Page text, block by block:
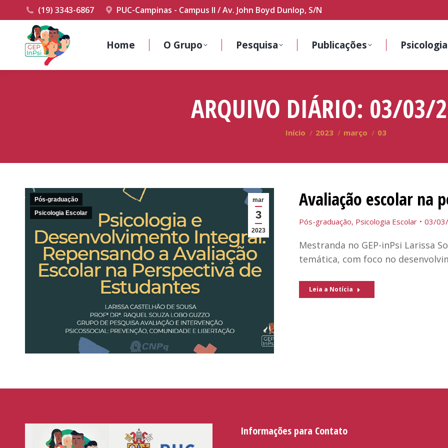
(19) 3343-6867 PUC-Campinas - Campus II / Av. John Boyd Dunlop, S/N
Home O Grupo Pesquisa Publicações
ARQUIVO DIÁRIO: 03/03/
Você está aqui:
Início 2023 março 03
mar
3
2023
Pós-graduação
Psicologia Escolar
Avaliação escolar na
Pós-graduação, Psicologia Escolar 03/
Mestranda no GEP-inPsi Larissa
temática, com foco no
Leia a Notícia
Informações para Contato